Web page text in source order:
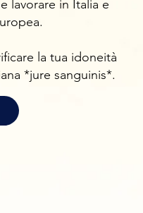
lavorare in Italia e
la tua idoneità
*jure sanguinis*.